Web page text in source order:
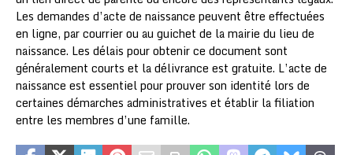
Les demandes d’acte de naissance peuvent être effectuées
en ligne, par courrier ou au guichet de la mairie du lieu de
naissance. Les délais pour obtenir ce document sont
généralement courts et la délivrance est gratuite. L’acte de
naissance est essentiel pour prouver son identité lors de
certaines démarches administratives et établir la filiation
entre les membres d’une famille.